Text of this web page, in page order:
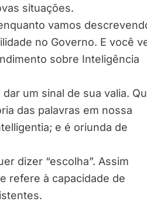
situações.
vamos
no Governo. E você
sobre Inteligência
um sinal de sua valia.
das palavras em nossa
e é oriunda de
dizer “escolha”. Assim
refere à capacidade de